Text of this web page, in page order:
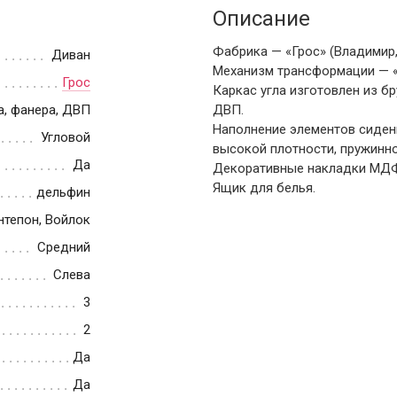
Диван
Грос
фанера, ДВП
Угловой
Да
дельфин
Войлок
Средний
Слева
3
2
Да
Да
Описание
Фабрика — «Грос»
Механизм трансформации —
Каркас угла изготовлен из
ДВП.
Наполнение элементов
высокой плотности,
Декоративные накладки
Ящик для белья.